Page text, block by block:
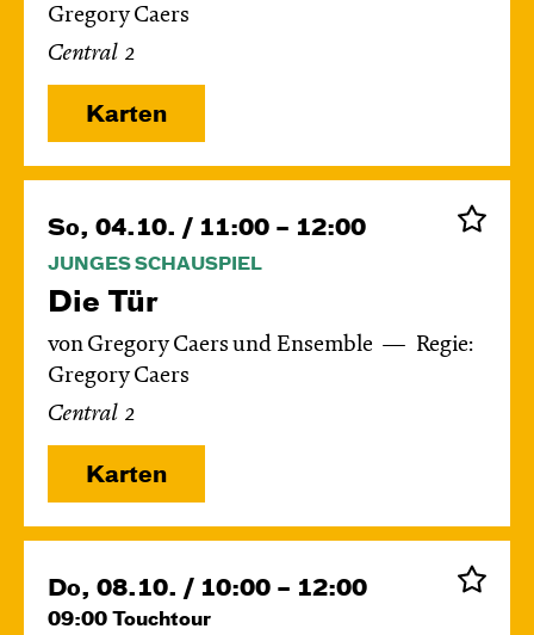
Gregory Caers
Central 2
Karten
So, 04.10. / 11:00 – 12:00
JUNGES SCHAUSPIEL
Die Tür
von Gregory Caers und Ensemble
Regie:
Gregory Caers
Central 2
Karten
Do, 08.10. / 10:00 – 12:00
09:00 Touchtour